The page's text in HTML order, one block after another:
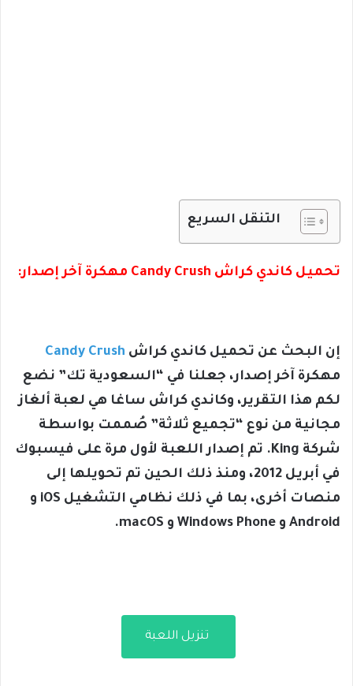
التنقل السريع
تحميل كاندي كراش Candy Crush مهكرة آخر إصدار:
إن البحث عن تحميل كاندي كراش Candy Crush
مهكرة آخر إصدار، جعلنا في “السعودية تك” نضع
لكم هذا التقرير، وكاندي كراش ساغا هي لعبة ألغاز
مجانية من نوع “تجميع ثلاثة” صُممت بواسطة
شركة King. تم إصدار اللعبة لأول مرة على فيسبوك
في أبريل 2012، ومنذ ذلك الحين تم تحويلها إلى
منصات أخرى، بما في ذلك نظامي التشغيل iOS و
Android و Windows Phone و macOS.
تنزيل اللعبة